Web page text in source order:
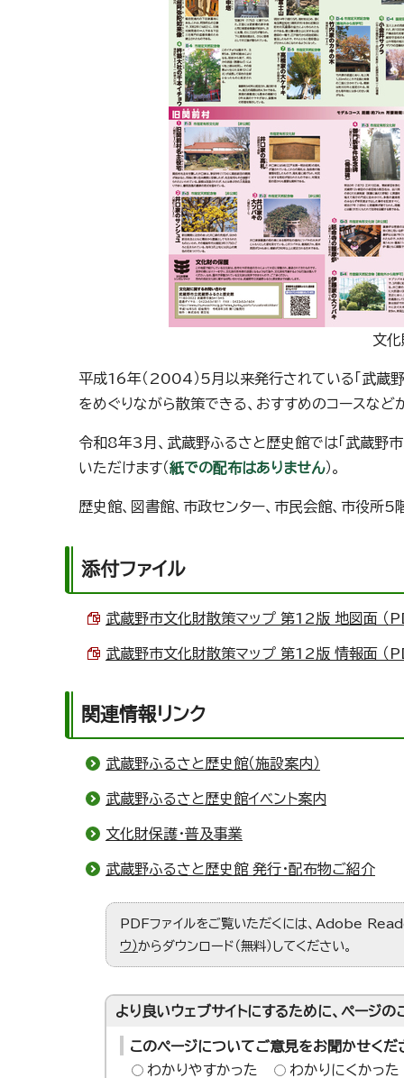
文
平成16年（2004）5月以来発行されている「武蔵
をめぐりながら散策できる、おすすめのコースな
令和8年3月、武蔵野ふるさと歴史館では「武蔵野市
いただけます（紙での配布はありません）。
歴史館、図書館、市政センター、市民会館、市役
添付ファイル
武蔵野市文化財散策マップ 第12版 地図面 （
武蔵野市文化財散策マップ 第12版 情報面 （
関連情報リンク
武蔵野ふるさと歴史館（施設案内）
武蔵野ふるさと歴史館イベント案内
文化財保護・普及事業
武蔵野ふるさと歴史館 発行・配布物ご紹介
PDFファイルをご覧いただくには、Adobe
ウ）からダウンロード（無料）してください。
より良いウェブサイトにするために、ページ
このページについてご意見をお聞かせくだ
わかりやすかった
わかりにくかった